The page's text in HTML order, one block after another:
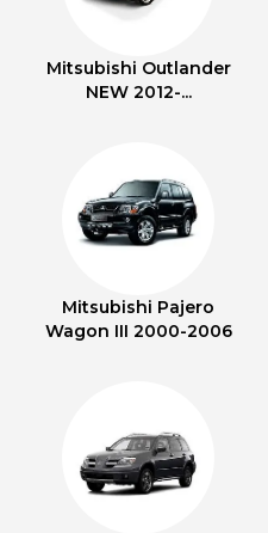
Mitsubishi Outlander
NEW 2012-...
Mitsubishi Pajero
Wagon III 2000-2006